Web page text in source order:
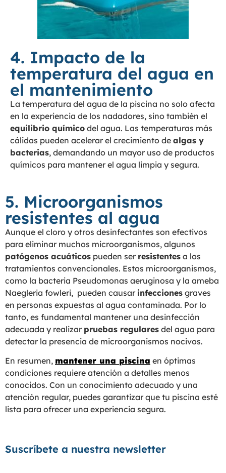
4. Impacto de la
temperatura del agua en
el mantenimiento
La temperatura del agua de la piscina no solo afecta
en la experiencia de los nadadores, sino también el
equilibrio químico del agua. Las temperaturas más
cálidas pueden acelerar el crecimiento de algas y
bacterias, demandando un mayor uso de productos
químicos para mantener el agua limpia y segura.
5. Microorganismos
resistentes al agua
Aunque el cloro y otros desinfectantes son efectivos
para eliminar muchos microorganismos, algunos
patógenos acuáticos pueden ser resistentes a los
tratamientos convencionales. Estos microorganismos,
como la bacteria Pseudomonas aeruginosa y la ameba
Naegleria fowleri, pueden causar infecciones graves
en personas expuestas al agua contaminada. Por lo
tanto, es fundamental mantener una desinfección
adecuada y realizar pruebas regulares del agua para
detectar la presencia de microorganismos nocivos.
En resumen, mantener una piscina en óptimas
condiciones requiere atención a detalles menos
conocidos. Con un conocimiento adecuado y una
atención regular, puedes garantizar que tu piscina esté
lista para ofrecer una experiencia segura.
Suscríbete a nuestra newsletter